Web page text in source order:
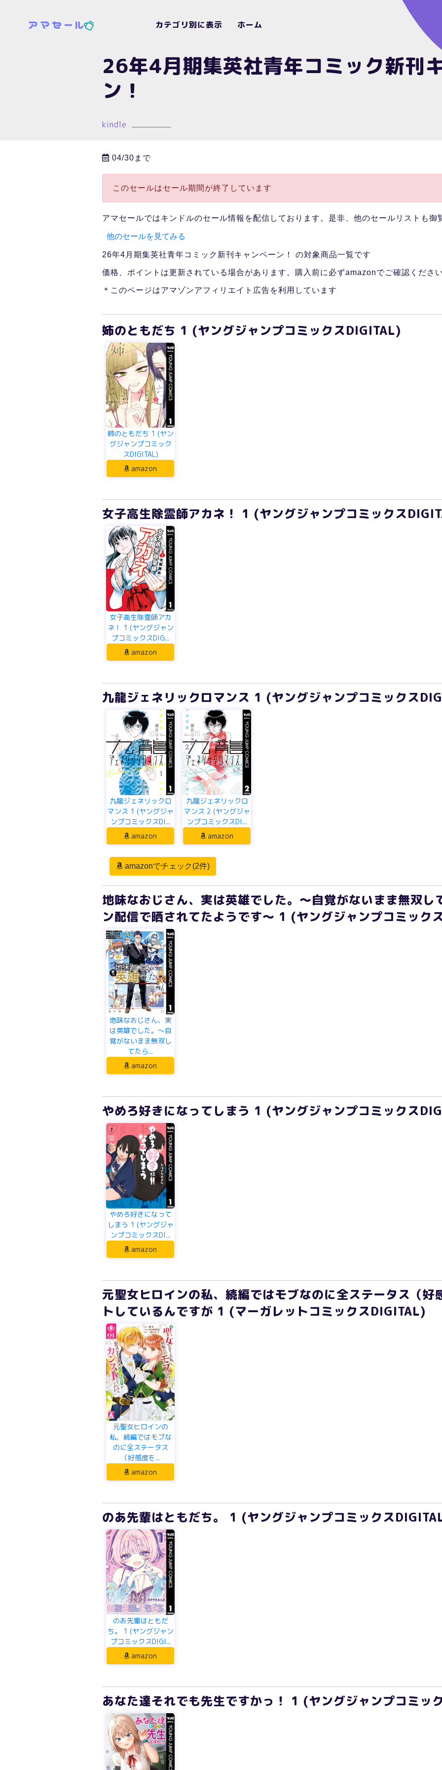
カテゴリ別に表示 ホーム
26年4月期集英社青年コミック新刊
ン！
kindle
04/30まで
このセールはセール期間が終了しています
アマセールではキンドルのセール情報を配信しております。是非、他のセールリストも御
他のセールを見てみる
26年4月期集英社青年コミック新刊キャンペーン！ の対象商品一覧です
価格、ポイントは更新されている場合があります。購入前に必ずamazonでご確認くださ
＊このページはアマゾンアフィリエイト広告を利用しています
姉のともだち 1 (ヤングジャンプコミックスDIGITAL)
姉のともだち 1 (ヤン
グジャンプコミック
スDIGITAL)
amazon
女子高生除霊師アカネ！ 1 (ヤングジャンプコミックス
女子高生除霊師アカ
ネ！ 1 (ヤングジャン
プコミックスDIG...
amazon
九龍ジェネリックロマンス 1 (ヤングジャンプコミックス
九龍ジェネリックロ
マンス 1 (ヤングジャ
ンプコミックスDI...
amazon
九龍ジェネリックロ
マンス 2 (ヤングジャ
ンプコミックスDI...
amazon
amazonでチェック(2件)
地味なおじさん、実は英雄でした。～自覚がないまま無双し
ン配信で晒されてたようです～ 1 (ヤングジャンプコミック
地味なおじさん、実
は英雄でした。～自
覚がないまま無双し
てたら...
amazon
やめろ好きになってしまう 1 (ヤングジャンプコミックス
やめろ好きになって
しまう 1 (ヤングジャ
ンプコミックスDI...
amazon
元聖女ヒロインの私、続編ではモブなのに全ステータス（好
トしているんですが 1 (マーガレットコミックスDIGITAL)
元聖女ヒロインの
私、続編ではモブな
のに全ステータス
（好感度を...
amazon
のあ先輩はともだち。 1 (ヤングジャンプコミックス
のあ先輩はともだ
ち。 1 (ヤングジャン
プコミックスDIGI...
amazon
あなた達それでも先生ですかっ！ 1 (ヤングジャンプコミッ